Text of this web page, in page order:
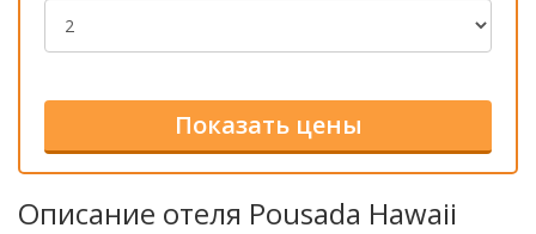
Описание отеля Pousada Hawaii